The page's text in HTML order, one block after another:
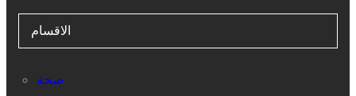
الاقسام
صحة